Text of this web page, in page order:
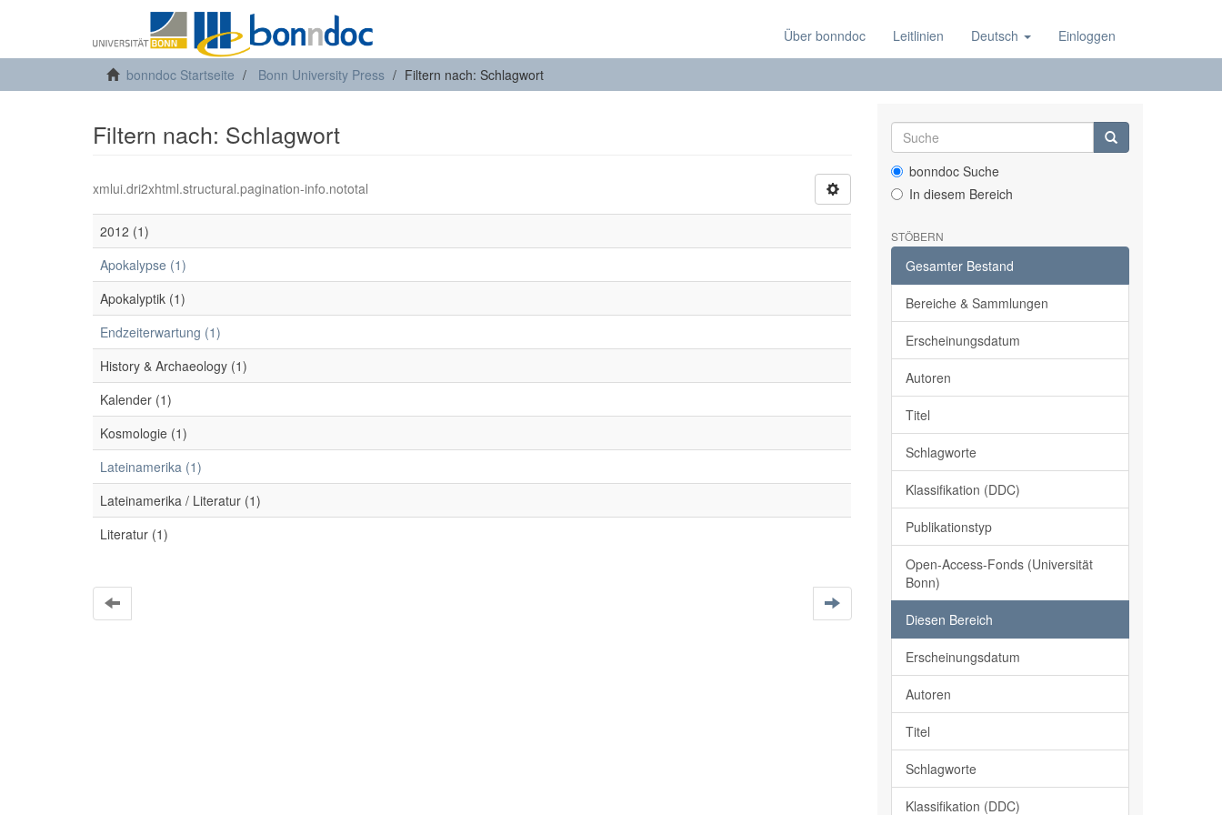
Über bonndoc Leitlinien Deutsch Einloggen
bonndoc Startseite Bonn University Press Filtern nach: Schlagwort
Filtern nach: Schlagwort
xmlui.dri2xhtml.structural.pagination-info.nototal
2012 (1)
Apokalypse (1)
Apokalyptik (1)
Endzeiterwartung (1)
History & Archaeology (1)
Kalender (1)
Kosmologie (1)
Lateinamerika (1)
Lateinamerika / Literatur (1)
Literatur (1)
bonndoc Suche
In diesem Bereich
STÖBERN
Gesamter Bestand
Bereiche & Sammlungen
Erscheinungsdatum
Autoren
Titel
Schlagworte
Klassifikation (DDC)
Publikationstyp
Open-Access-Fonds (Universität
Bonn)
Diesen Bereich
Erscheinungsdatum
Autoren
Titel
Schlagworte
Klassifikation (DDC)